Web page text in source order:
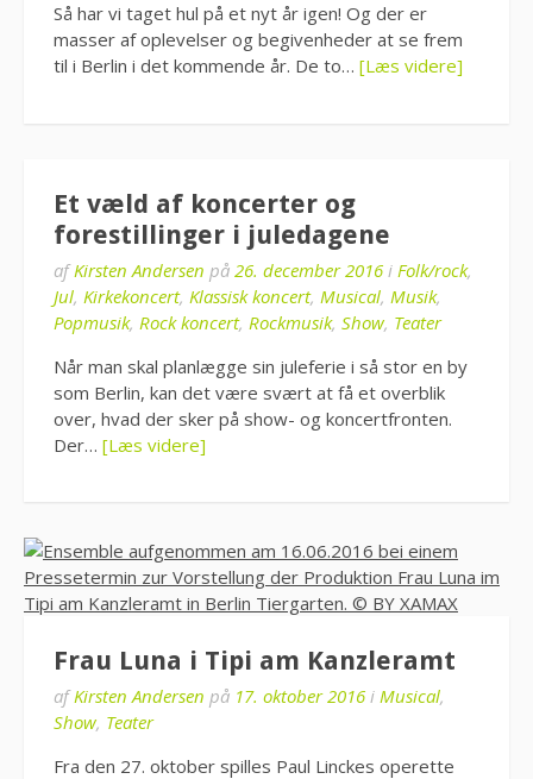
Så har vi taget hul på et nyt år igen! Og der er
masser af oplevelser og begivenheder at se frem
til i Berlin i det kommende år. De to… [Læs videre]
Et væld af koncerter og
forestillinger i juledagene
afKirsten Andersen på 26. december 2016 i Folk/rock,
Jul, Kirkekoncert, Klassisk koncert, Musical, Musik,
Popmusik, Rock koncert, Rockmusik, Show, Teater
Når man skal planlægge sin juleferie i så stor en by
som Berlin, kan det være svært at få et overblik
over, hvad der sker på show- og koncertfronten.
Der… [Læs videre]
Frau Luna i Tipi am Kanzleramt
afKirsten Andersen på 17. oktober 2016 i Musical,
Show, Teater
Fra den 27. oktober spilles Paul Linckes operette